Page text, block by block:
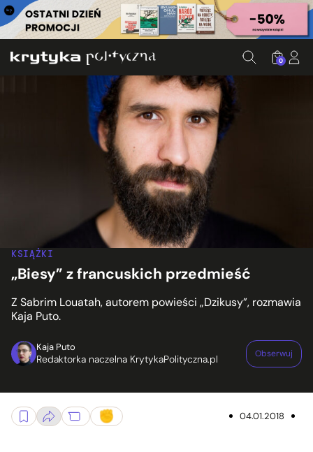
0
KSIĄŻKI
„Biesy” z francuskich przedmieść
Z Sabrim Louatah, autorem powieści „Dzikusy”, rozmawia
Kaja Puto.
Kaja Puto
Redaktorka naczelna KrytykaPolityczna.pl Obserwuj
04.01.2018